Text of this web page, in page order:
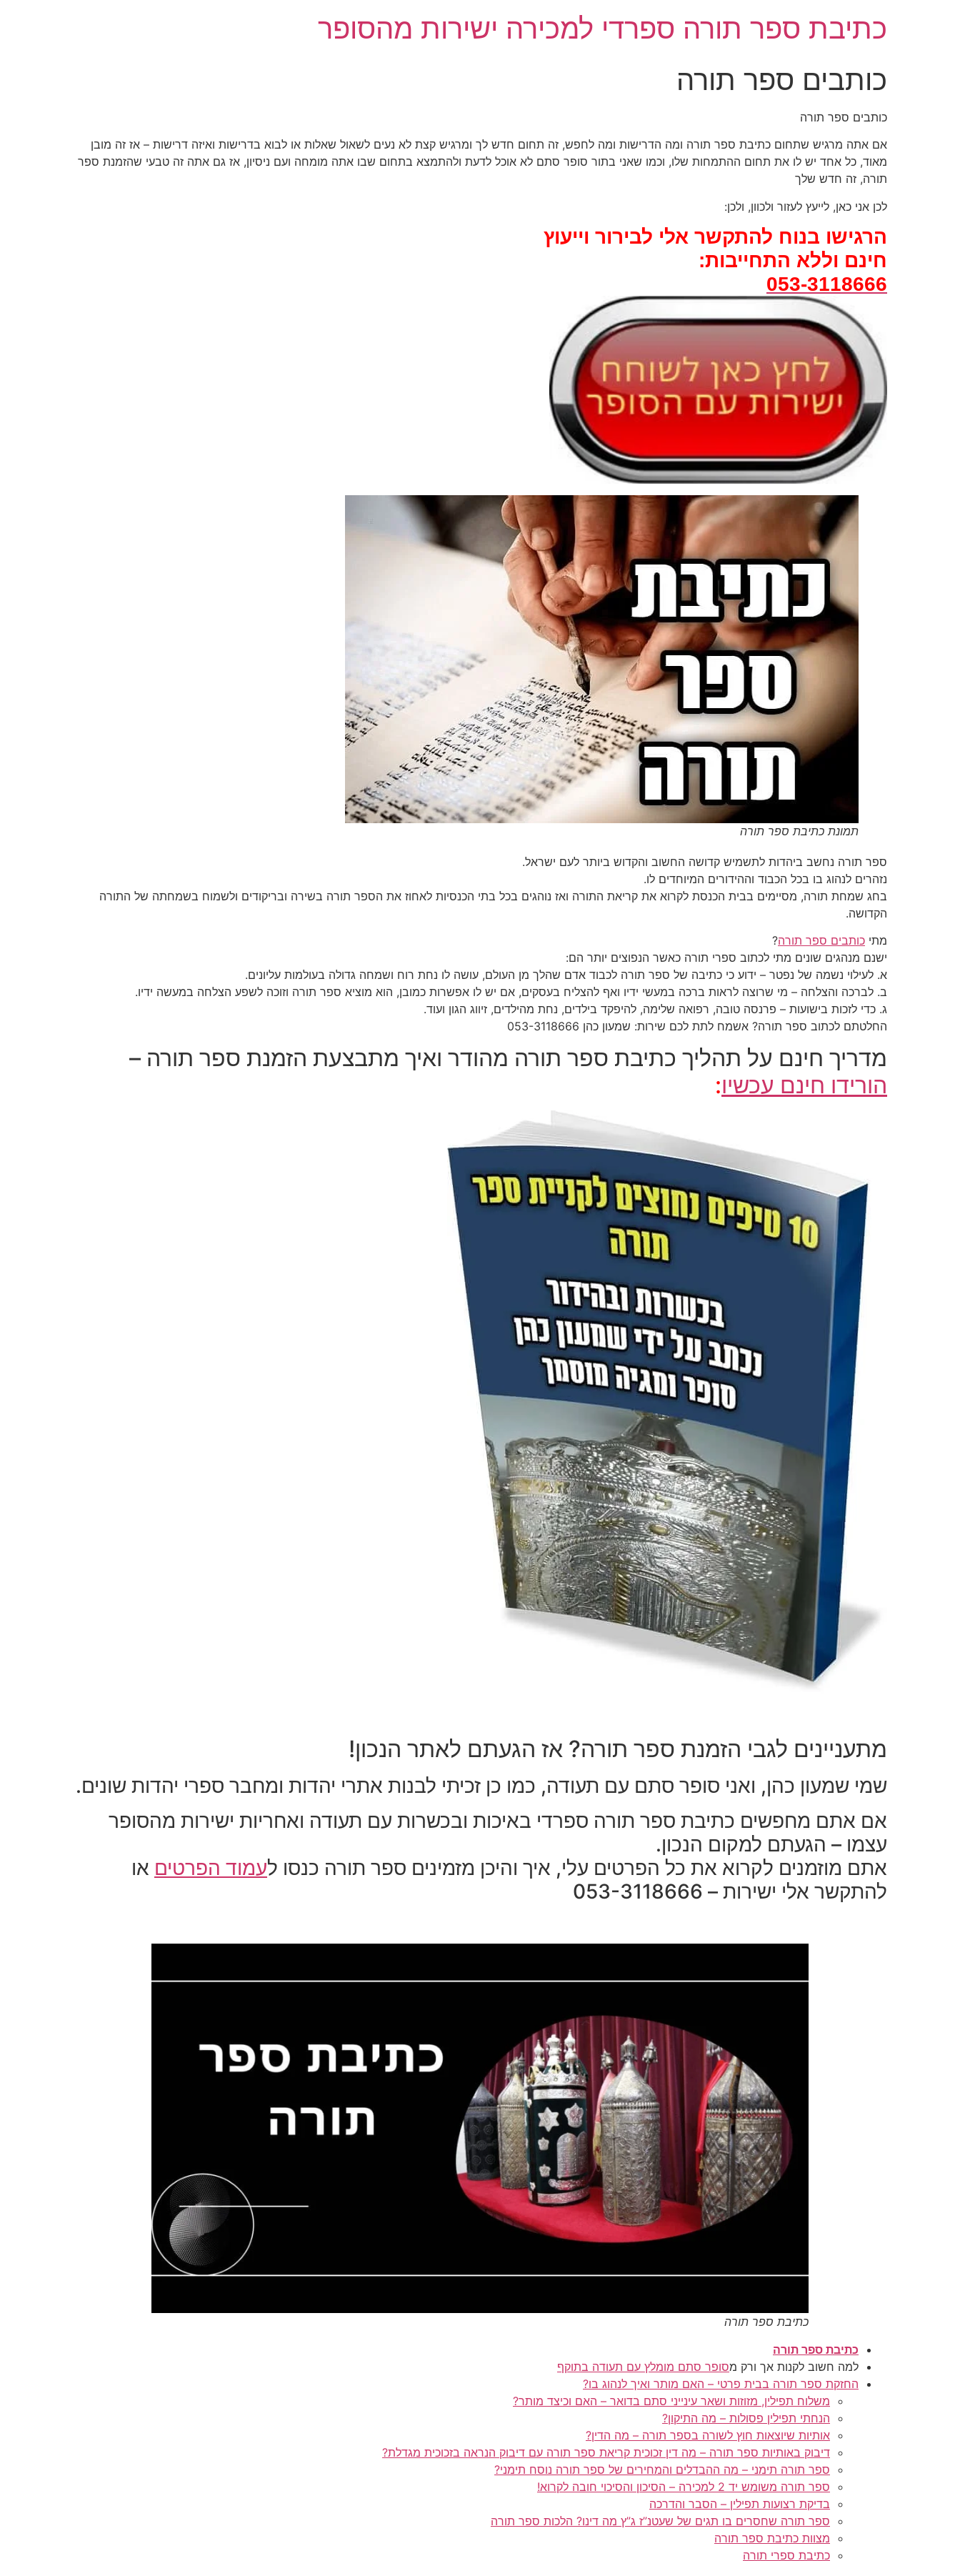
כתיבת ספר תורה ספרדי למכירה ישירות מהסופר
כותבים ספר תורה
כותבים ספר תורה
אם אתה מרגיש שתחום כתיבת ספר תורה ומה הדרישות ומה לחפש, זה תחום חדש לך ומרגיש קצת לא נעים לשאול שאלות או לבוא בדרישות ואיזה דרישות – אז זה מובן
מאוד, כל אחד יש לו את תחום ההתמחות שלו, וכמו שאני בתור סופר סתם לא אוכל לדעת ולהתמצא בתחום שבו אתה מומחה ועם ניסיון, אז גם אתה זה טבעי שהזמנת ספר
תורה, זה חדש שלך
לכן אני כאן, לייעץ לעזור ולכוון, ולכן:
הרגישו בנוח להתקשר אלי לבירור וייעוץ
חינם וללא התחייבות:
053-3118666
תמונת כתיבת ספר תורה
ספר תורה נחשב ביהדות לתשמיש קדושה החשוב והקדוש ביותר לעם ישראל.
נזהרים לנהוג בו בכל הכבוד וההידורים המיוחדים לו.
בחג שמחת תורה, מסיימים בבית הכנסת לקרוא את קריאת התורה ואז נוהגים בכל בתי הכנסיות לאחוז את הספר תורה בשירה ובריקודים ולשמוח בשמחתה של התורה
הקדושה.
מתי כותבים ספר תורה?
ישנם מנהגים שונים מתי לכתוב ספרי תורה כאשר הנפוצים יותר הם:
א. לעילוי נשמה של נפטר – ידוע כי כתיבה של ספר תורה לכבוד אדם שהלך מן העולם, עושה לו נחת רוח ושמחה גדולה בעולמות עליונים.
ב. לברכה והצלחה – מי שרוצה לראות ברכה במעשי ידיו ואף להצליח בעסקים, אם יש לו אפשרות כמובן, הוא מוציא ספר תורה וזוכה לשפע הצלחה במעשה ידיו.
ג. כדי לזכות בישועות – פרנסה טובה, רפואה שלימה, להיפקד בילדים, נחת מהילדים, זיווג הגון ועוד.
החלטתם לכתוב ספר תורה? אשמח לתת לכם שירות: שמעון כהן 053-3118666
מדריך חינם על תהליך כתיבת ספר תורה מהודר ואיך מתבצעת הזמנת ספר תורה –
הורידו חינם עכשיו:
מתעניינים לגבי הזמנת ספר תורה? אז הגעתם לאתר הנכון!
שמי שמעון כהן, ואני סופר סתם עם תעודה, כמו כן זכיתי לבנות אתרי יהדות ומחבר ספרי יהדות שונים.
אם אתם מחפשים כתיבת ספר תורה ספרדי באיכות ובכשרות עם תעודה ואחריות ישירות מהסופר
עצמו – הגעתם למקום הנכון.
אתם מוזמנים לקרוא את כל הפרטים עלי, איך והיכן מזמינים ספר תורה כנסו לעמוד הפרטים או
להתקשר אלי ישירות – 053-3118666
כתיבת ספר תורה
כתיבת ספר תורה
למה חשוב לקנות אך ורק מסופר סתם מומלץ עם תעודה בתוקף
החזקת ספר תורה בבית פרטי – האם מותר ואיך לנהוג בו?
משלוח תפילין, מזוזות ושאר עינייני סתם בדואר – האם וכיצד מותר?
הנחתי תפילין פסולות – מה התיקון?
אותיות שיוצאות חוץ לשורה בספר תורה – מה הדין?
דיבוק באותיות ספר תורה – מה דין זכוכית קריאת ספר תורה עם דיבוק הנראה בזכוכית מגדלת?
ספר תורה תימני – מה ההבדלים והמחירים של ספר תורה נוסח תימני?
ספר תורה משומש יד 2 למכירה – הסיכון והסיכוי חובה לקרוא!
בדיקת רצועות תפילין – הסבר והדרכה
ספר תורה שחסרים בו תגים של שעטנ”ז ג”ץ מה דינו? הלכות ספר תורה
מצוות כתיבת ספר תורה
כתיבת ספרי תורה